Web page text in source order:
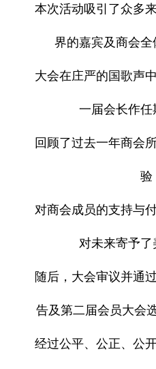
本次活动吸引了众多
界的嘉宾及商会全
大会在庄严的国歌声
一届会长作任
回顾了过去一年商会
验
对商会成员的支持与
对未来寄予了
随后，大会审议并通
告及第二届会员大会
经过公平、公正、公